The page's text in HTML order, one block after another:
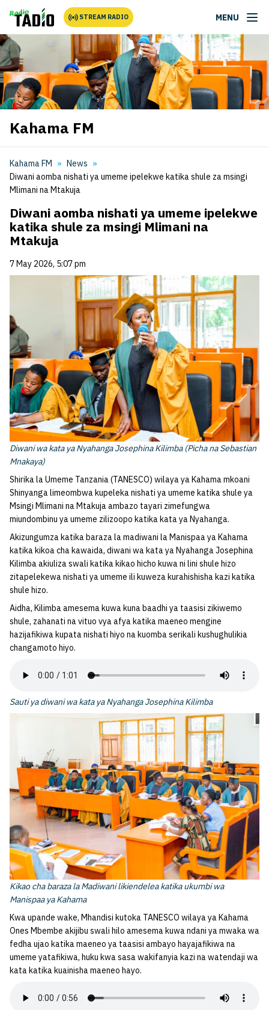
STREAM RADIO MENU
Kahama FM
Kahama FM
News
Diwani aomba nishati ya umeme ipelekwe katika shule za msingi
Mlimani na Mtakuja
Diwani aomba nishati ya umeme ipelekwe
katika shule za msingi Mlimani na
Mtakuja
7 May 2026, 5:07 pm
Diwani wa kata ya Nyahanga Josephina Kilimba (Picha na Sebastian
Mnakaya)
Shirika la Umeme Tanzania (TANESCO) wilaya ya Kahama mkoani
Shinyanga limeombwa kupeleka nishati ya umeme katika shule ya
Msingi Mlimani na Mtakuja ambazo tayari zimefungwa
miundombinu ya umeme zilizoopo katika kata ya Nyahanga.
Akizungumza katika baraza la madiwani la Manispaa ya Kahama
katika kikoa cha kawaida, diwani wa kata ya Nyahanga Josephina
Kilimba akiuliza swali katika kikao hicho kuwa ni lini shule hizo
zitapelekewa nishati ya umeme ili kuweza kurahishisha kazi katika
shule hizo.
Aidha, Kilimba amesema kuwa kuna baadhi ya taasisi zikiwemo
shule, zahanati na vituo vya afya katika maeneo mengine
hazijafikiwa kupata nishati hiyo na kuomba serikali kushughulikia
changamoto hiyo.
Sauti ya diwani wa kata ya Nyahanga Josephina Kilimba
Kikao cha baraza la Madiwani likiendelea katika ukumbi wa
Manispaa ya Kahama
Kwa upande wake, Mhandisi kutoka TANESCO wilaya ya Kahama
Ones Mbembe akijibu swali hilo amesema kuwa ndani ya mwaka wa
fedha ujao katika maeneo ya taasisi ambayo hayajafikiwa na
umeme yatafikiwa, huku kwa sasa wakifanyia kazi na watendaji wa
kata katika kuainisha maeneo hayo.